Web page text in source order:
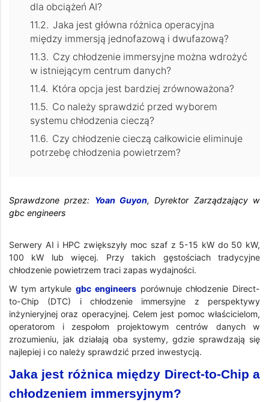
dla obciążeń AI?
Jaka jest główna różnica operacyjna
między immersją jednofazową i dwufazową?
Czy chłodzenie immersyjne można wdrożyć
w istniejącym centrum danych?
Która opcja jest bardziej zrównoważona?
Co należy sprawdzić przed wyborem
systemu chłodzenia cieczą?
Czy chłodzenie cieczą całkowicie eliminuje
potrzebę chłodzenia powietrzem?
Sprawdzone przez: Yoan Guyon, Dyrektor Zarządzający w
gbc engineers
Serwery AI i HPC zwiększyły moc szaf z 5-15 kW do 50 kW,
100 kW lub więcej. Przy takich gęstościach tradycyjne
chłodzenie powietrzem traci zapas wydajności.
W tym artykulegbc engineers porównuje chłodzenie Direct-
to-Chip (DTC) i chłodzenie immersyjne z perspektywy
inżynieryjnej oraz operacyjnej. Celem jest pomoc właścicielom,
operatorom i zespołom projektowym centrów danych w
zrozumieniu, jak działają oba systemy, gdzie sprawdzają się
najlepiej i co należy sprawdzić przed inwestycją.
Jaka jest różnica między Direct-to-Chip a
chłodzeniem immersyjnym?